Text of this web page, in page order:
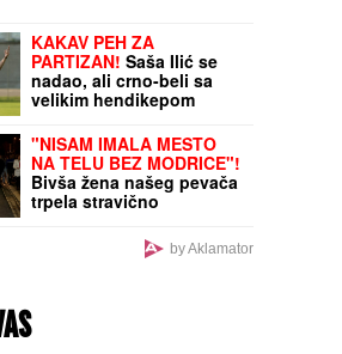
KAKAV PEH ZA
PARTIZAN! Saša Ilić se
nadao, ali crno-beli sa
velikim hendikepom
"NISAM IMALA MESTO
NA TELU BEZ MODRICE"!
Bivša žena našeg pevača
trpela stravično
ježe do kostiju!
by Aklamator